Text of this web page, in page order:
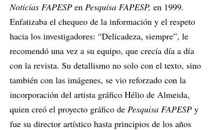
Notícias FAPESP en Pesquisa FAPESP, en 1999.
Enfatizaba el chequeo de la información y el respeto
hacia los investigadores: “Delicadeza, siempre”, le
recomendó una vez a su equipo, que crecía día a día
con la revista. Su detallismo no solo con el texto, sino
también con las imágenes, se vio reforzado con la
incorporación del artista gráfico Hélio de Almeida,
quien creó el proyecto gráfico de Pesquisa FAPESP y
fue su director artístico hasta principios de los años